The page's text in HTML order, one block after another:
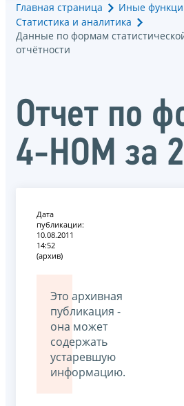
Главная страница
Иные
Статистика и аналитика
Данные по формам
отчётности
Отчет по
4-НОМ за
Дата
публикации:
10.08.2011
14:52
(архив)
Это архивная
публикация -
она может
содержать
устаревшую
информацию.